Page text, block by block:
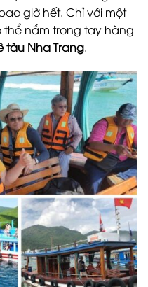
giờ hết. Chỉ với một
nắm trong tay hàng
tàu Nha Trang.